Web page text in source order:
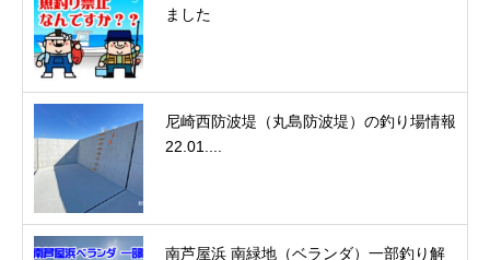
ました
尼崎西防波堤（丸島防波堤）の釣り場情報
22.01....
南芦屋浜 南緑地（ベランダ）一部釣り解